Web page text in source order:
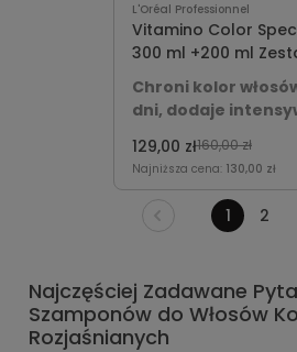
L'Oréal Professionnel
Vitamino Color
300 ml +200 ml
świąteczny
Chroni kolor
dni, dodaje
blasku i aż o 86%
nawilżenia.Delikatnie
oczyszcza i wygładza
farbowane,
miękkie, sprężyste i
129,00 zł160,00 zł
Najniższa cena: 130,00 zł
1 2
Najczęściej Zadawane
Szamponów do Włosów
Rozjaśnianych